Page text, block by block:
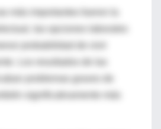
más importantes fueron la
las opciones laborales
Los resultados de las
significativamente más